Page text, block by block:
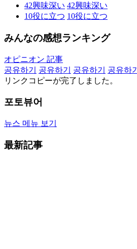
42興味深い 42興味深い
10役に立つ 10役に立つ
みんなの感想ランキング
オピニオン 記事
공유하기
공유하기 공유하기 공유하기
リンクコピーが完了しました。
포토뷰어
뉴스 메뉴 보기
最新記事